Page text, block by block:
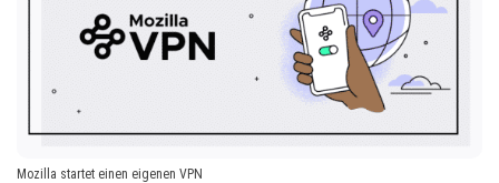
Mozilla startet einen eigenen VPN